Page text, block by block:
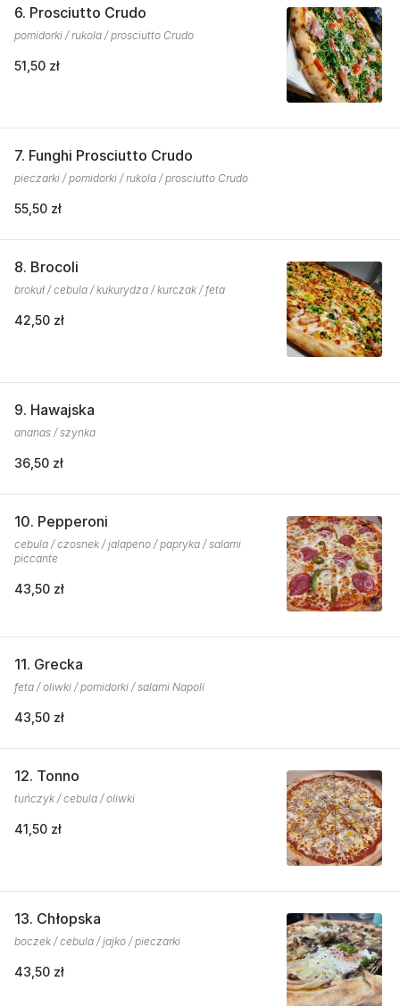
6. Prosciutto Crudo
pomidorki / rukola / prosciutto Crudo
51,50 zł
7. Funghi Prosciutto Crudo
pieczarki / pomidorki / rukola / prosciutto Crudo
55,50 zł
8. Brocoli
brokuł / cebula / kukurydza / kurczak / feta
42,50 zł
9. Hawajska
ananas / szynka
36,50 zł
10. Pepperoni
cebula / czosnek / jalapeno / papryka / salami
piccante
43,50 zł
11. Grecka
feta / oliwki / pomidorki / salami Napoli
43,50 zł
12. Tonno
tuńczyk / cebula / oliwki
41,50 zł
13. Chłopska
boczek / cebula / jajko / pieczarki
43,50 zł